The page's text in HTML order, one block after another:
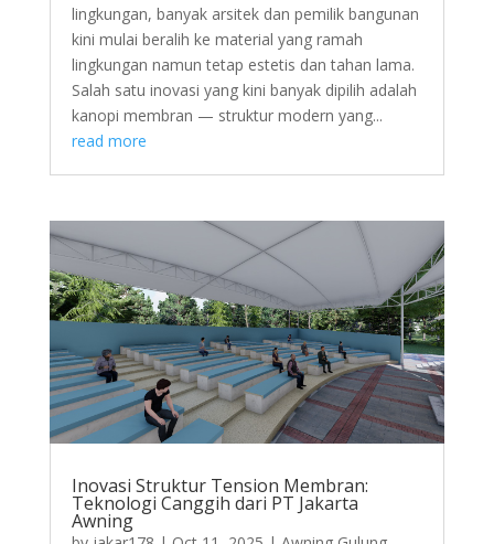
lingkungan, banyak arsitek dan pemilik bangunan
kini mulai beralih ke material yang ramah
lingkungan namun tetap estetis dan tahan lama.
Salah satu inovasi yang kini banyak dipilih adalah
kanopi membran — struktur modern yang...
read more
Inovasi Struktur Tension Membran:
Teknologi Canggih dari PT Jakarta
Awning